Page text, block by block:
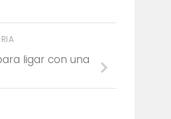
ligar con una